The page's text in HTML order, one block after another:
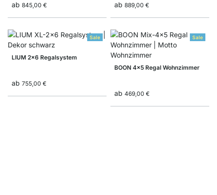
ab 845,00 € ab 889,00 €
Sale
LIUM 2x6 Regalsystem
ab 755,00 €
Sale
BOON 4x5 Regal Wohnzimmer
ab 469,00 €